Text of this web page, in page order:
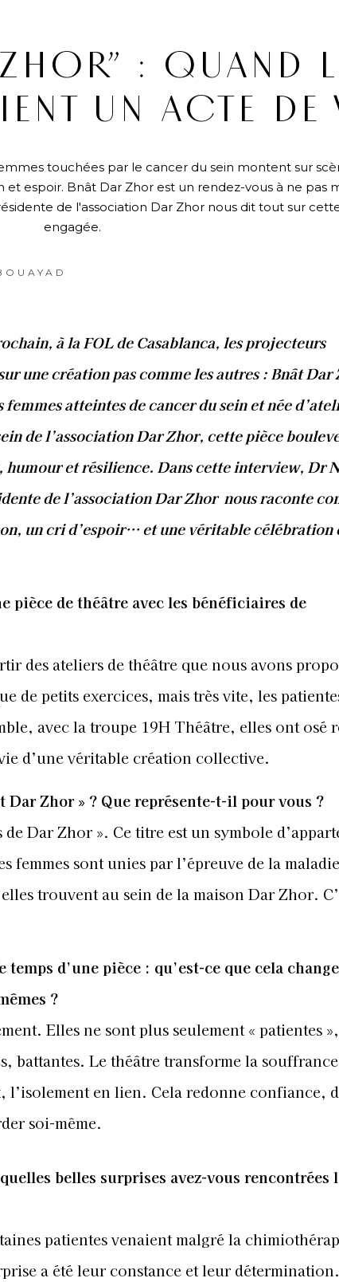
: QUAND
UN ACTE DE
touchées par le cancer du sein montent sur
espoir. Bnât Dar Zhor est un rendez-vous à ne pas
de l'association Dar Zhor nous dit tout sur
engagée.
à la FOL de Casablanca, les projecteurs
une création pas comme les autres : Bnât Dar
femmes atteintes de cancer du sein et née
de l’association Dar Zhor, cette pièce
humour et résilience. Dans cette interview, Dr
de l’association Dar Zhor nous raconte
un cri d’espoir… et une véritable célébration
pièce de théâtre avec les bénéficiaires de
des ateliers de théâtre que nous avons
de petits exercices, mais très vite, les
avec la troupe 19H Théâtre, elles ont osé
d’une véritable création collective.
Zhor » ? Que représente-t-il pour vous ?
Dar Zhor ». Ce titre est un symbole
femmes sont unies par l’épreuve de la
trouvent au sein de la maison Dar Zhor.
d’une pièce : qu’est-ce que cela
?
Elles ne sont plus seulement « patientes
battantes. Le théâtre transforme la
l’isolement en lien. Cela redonne confiance,
soi-même.
belles surprises avez-vous rencontrées
patientes venaient malgré la
a été leur constance et leur